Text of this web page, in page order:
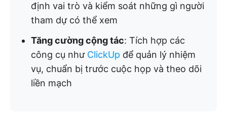
định vai trò và kiểm soát những gì người
tham dự có thể xem
Tăng cường cộng tác: Tích hợp các
công cụ như ClickUp để quản lý nhiệm
vụ, chuẩn bị trước cuộc họp và theo dõi
liền mạch